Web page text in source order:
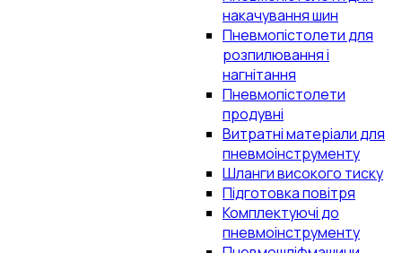
накачування шин
Пневмопістолети для
розпилювання і
нагнітання
Пневмопістолети
продувні
Витратні матеріали для
пневмоінструменту
Шланги високого тиску
Підготовка повітря
Комплектуючі до
пневмоінструменту